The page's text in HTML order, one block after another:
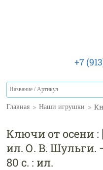
+7
Главная > Наши игрушки >
Ключи от осени :
ил. О. В. Шульги.
80 с. : ил.